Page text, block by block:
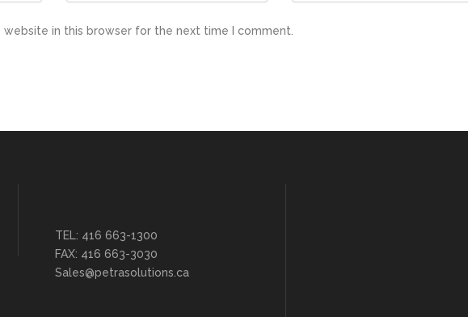
website in this browser for the next time I comment.
TEL: 416 663-1300
FAX: 416 663-3030
Sales@petrasolutions.ca